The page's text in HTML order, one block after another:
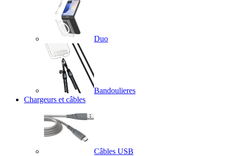
Duo
Bandoulieres
Chargeurs et câbles
Câbles USB